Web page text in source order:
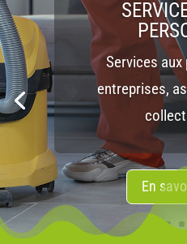
Démarches
souplesse,
crédits